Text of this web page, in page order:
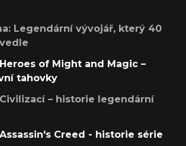
Legendární vývojář, který 40
of Might and Magic –
tahovky
– historie legendární
Creed - historie série